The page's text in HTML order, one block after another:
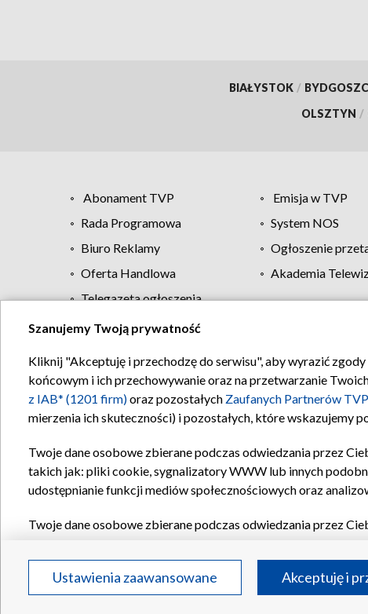
BIAŁYSTOK /
OLSZTYN /
Abonament TVP Emisja w TVP
Rada Programowa
System NOS
Biuro Reklamy
Ogłoszenie
Oferta Handlowa
Akademia
Telegazeta ogłoszenia
Regulamin TVP
Szanujemy Twoją prywatność
Kliknij "Akceptuję i przechodzę do serwisu", aby wyrazić
końcowym i ich przechowywanie oraz na przetwarzanie
z IAB* (1201 firm)oraz pozostałych Zaufanych Partnerów
mierzenia ich skuteczności) i pozostałych, które wskazujemy
Twoje dane osobowe zbierane podczas odwiedzania przez
takich jak: pliki cookie, sygnalizatory WWW lub innych
udostępnianie funkcji mediów społecznościowych oraz
Twoje dane osobowe zbierane podczas odwiedzania przez
Partnerów TVPdla realizacji następujących celów i funkcji:
reklam, tworzenia profilu spersonalizowanych reklam,
treści, stosowania badań rynkowych w celu generowania
Ustawienia zaawansowane Akceptuję i